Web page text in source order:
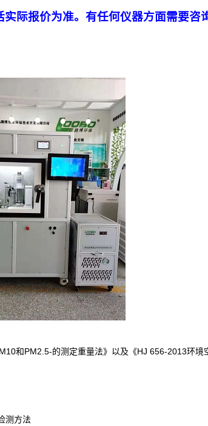
际报价为准。 有任何仪器方面需要咨
和PM2.5-的测定重量法》以及《HJ 656-2013环境
测方法